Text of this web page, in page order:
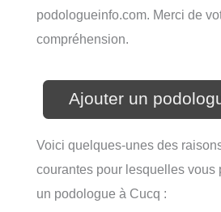
podologueinfo.com. Merci de
compréhension.
Ajouter un
Voici quelques-unes des
courantes pour lesquelles vous
un podologue à Cucq :